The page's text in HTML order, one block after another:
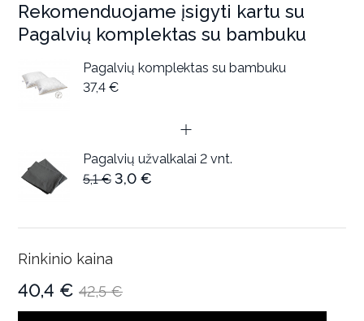
Rekomenduojame įsigyti kartu su
Pagalvių komplektas su bambuku
Pagalvių komplektas su bambuku
37,4 €
Pagalvių užvalkalai 2 vnt.
5,1 € 3,0 €
Rinkinio kaina
40,4 € 42,5 €